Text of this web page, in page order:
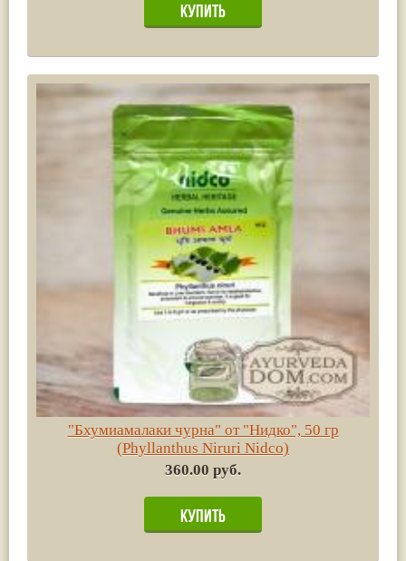
"Бхумиамалаки чурна" от "Нидко", 50 гр
(Phyllanthus Niruri Nidco)
360.00 руб.